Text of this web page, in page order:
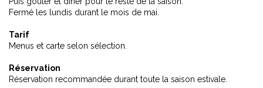
Fermé les lundis durant le mois de mai.
Tarif
Menus et carte selon sélection.
Réservation
Réservation recommandée durant toute la saison estivale.